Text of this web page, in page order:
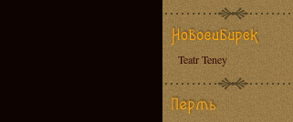
Teatr Teney